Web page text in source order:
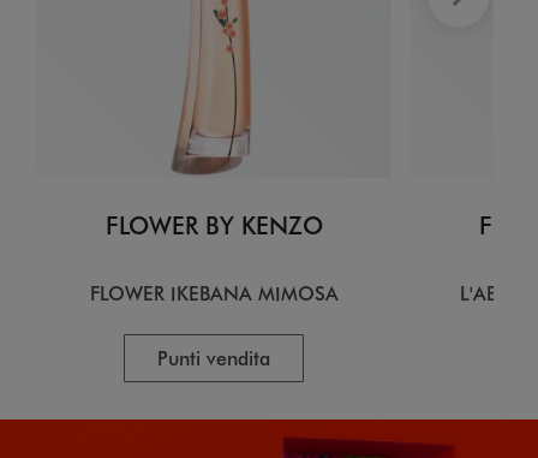
FLOWER BY KENZO
FLOWER IKEBANA MIMOSA
Punti vendita